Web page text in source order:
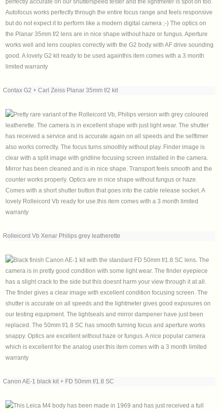
Contax G2 + Carl Zeiss Planar 35mm f/2 kit
Rolleicord Vb Xenar Philips grey leatherette
Canon AE-1 black kit + FD 50mm f/1.8 SC